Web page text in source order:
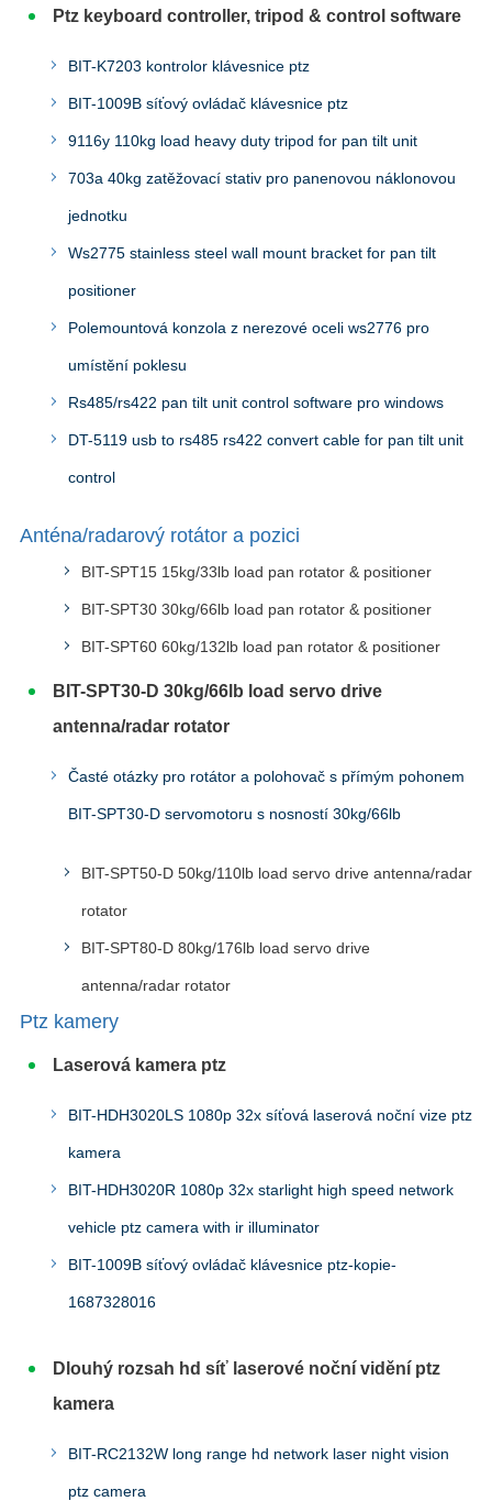
Ptz keyboard controller, tripod & control software
BIT-K7203 kontrolor klávesnice ptz
BIT-1009B síťový ovládač klávesnice ptz
9116y 110kg load heavy duty tripod for pan tilt unit
703a 40kg zatěžovací stativ pro panenovou náklonovou
jednotku
Ws2775 stainless steel wall mount bracket for pan tilt
positioner
Polemountová konzola z nerezové oceli ws2776 pro
umístění poklesu
Rs485/rs422 pan tilt unit control software pro windows
DT-5119 usb to rs485 rs422 convert cable for pan tilt unit
control
Anténa/radarový rotátor a pozici
BIT-SPT15 15kg/33lb load pan rotator & positioner
BIT-SPT30 30kg/66lb load pan rotator & positioner
BIT-SPT60 60kg/132lb load pan rotator & positioner
BIT-SPT30-D 30kg/66lb load servo drive
antenna/radar rotator
Časté otázky pro rotátor a polohovač s přímým pohonem
BIT-SPT30-D servomotoru s nosností 30kg/66lb
BIT-SPT50-D 50kg/110lb load servo drive antenna/radar
rotator
BIT-SPT80-D 80kg/176lb load servo drive
antenna/radar rotator
Ptz kamery
Laserová kamera ptz
BIT-HDH3020LS 1080p 32x síťová laserová noční vize ptz
kamera
BIT-HDH3020R 1080p 32x starlight high speed network
vehicle ptz camera with ir illuminator
BIT-1009B síťový ovládač klávesnice ptz-kopie-
1687328016
Dlouhý rozsah hd síť laserové noční vidění ptz
kamera
BIT-RC2132W long range hd network laser night vision
ptz camera